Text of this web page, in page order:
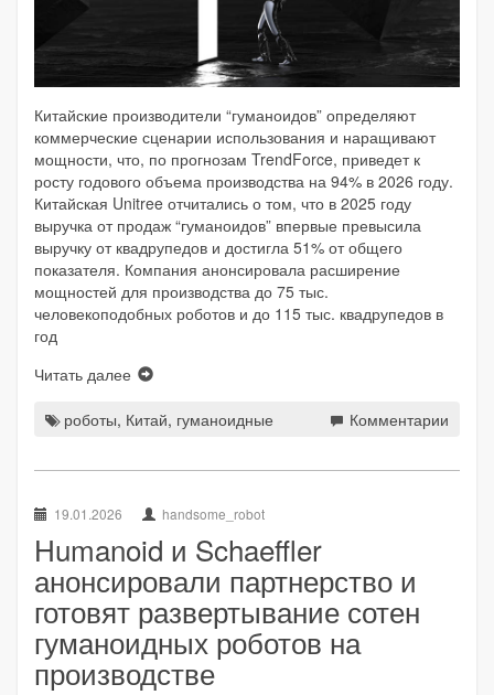
Китайские производители “гуманоидов” определяют
коммерческие сценарии использования и наращивают
мощности, что, по прогнозам TrendForce, приведет к
росту годового объема производства на 94% в 2026 году.
Китайская Unitree отчитались о том, что в 2025 году
выручка от продаж “гуманоидов” впервые превысила
выручку от квадрупедов и достигла 51% от общего
показателя. Компания анонсировала расширение
мощностей для производства до 75 тыс.
человекоподобных роботов и до 115 тыс. квадрупедов в
год
Читать далее
роботы, Китай, гуманоидные Комментарии
19.01.2026 handsome_robot
Humanoid и Schaeffler
анонсировали партнерство и
готовят развертывание сотен
гуманоидных роботов на
производстве